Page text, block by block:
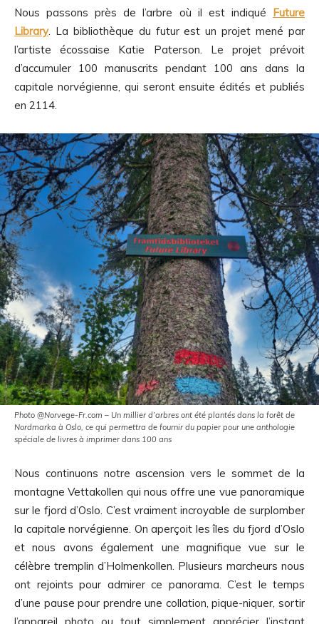
Nous passons près de l’arbre où il est indiqué
Future
Library. La bibliothèque du futur est un projet mené par
l’artiste écossaise Katie Paterson. Le projet prévoit
d’accumuler 100 manuscrits pendant 100 ans dans la
capitale norvégienne, qui seront ensuite édités et publiés
en 2114.
Photo @Norvege-Fr.com – Un millier d’arbres ont été plantés dans la forêt de
Nordmarka à Oslo, ce qui permettra de fournir du papier pour une anthologie
spéciale de livres à imprimer dans 100 ans
Nous continuons notre ascension vers le sommet de la
montagne Vettakollen qui nous offre une vue panoramique
sur le fjord d’Oslo. C’est vraiment incroyable de surplomber
la capitale norvégienne. On aperçoit les îles du fjord d’Oslo
et nous avons également une magnifique vue sur le
célèbre tremplin d’Holmenkollen. Plusieurs marcheurs nous
ont rejoints pour admirer ce panorama. C’est le temps
d’une pause pour prendre une collation, pique-niquer, sortir